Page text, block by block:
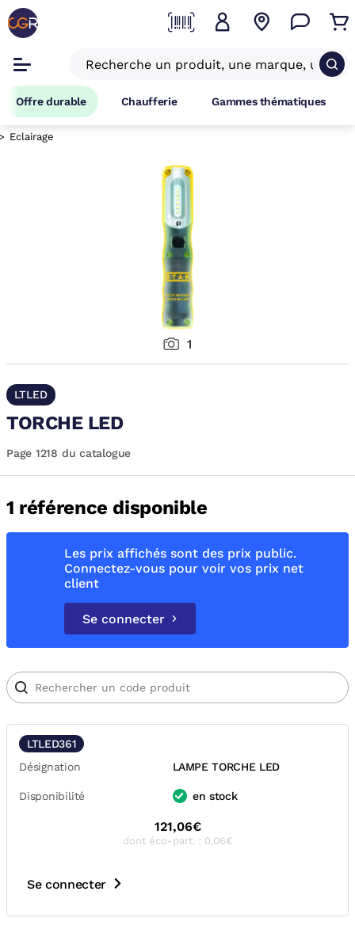
Offre durable Chaufferie Gammes thématiques
Eclairage
1
LTLED
TORCHE LED
Page 1218 du catalogue
1 référence disponible
Les prix affichés sont des prix public.
Connectez-vous pour voir vos prix net
client
Se connecter
LTLED361
Désignation
LAMPE TORCHE LED
Disponibilité en stock
121,06€
dont éco-part. : 0,06€
Se connecter